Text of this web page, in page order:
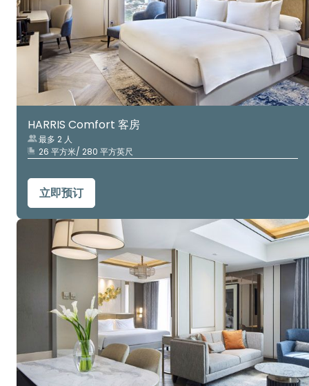
HARRIS Comfort 客房
最多 2 人
26 平方米/ 280 平方英尺
立即预订